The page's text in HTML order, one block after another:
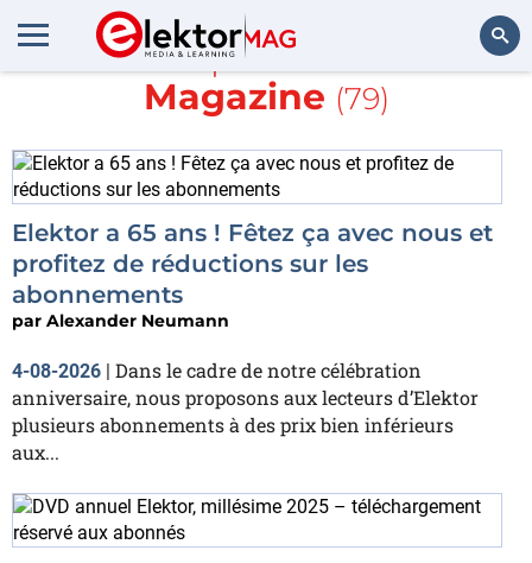
En savoir plus sur
Elektor
Magazine (79)
Elektor a 65 ans ! Fêtez ça avec nous et
profitez de réductions sur les
abonnements
par Alexander Neumann
4-08-2026 | Dans le cadre de notre célébration
anniversaire, nous proposons aux lecteurs d’Elektor
plusieurs abonnements à des prix bien inférieurs
aux...